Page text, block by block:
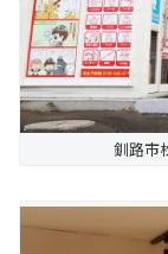
釧路市